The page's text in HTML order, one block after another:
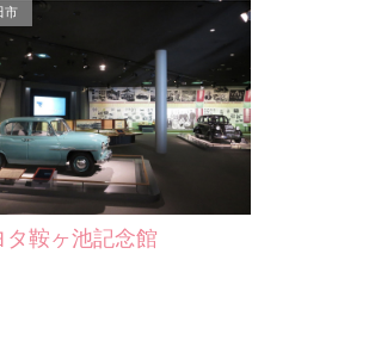
市
タ鞍ヶ池記念館